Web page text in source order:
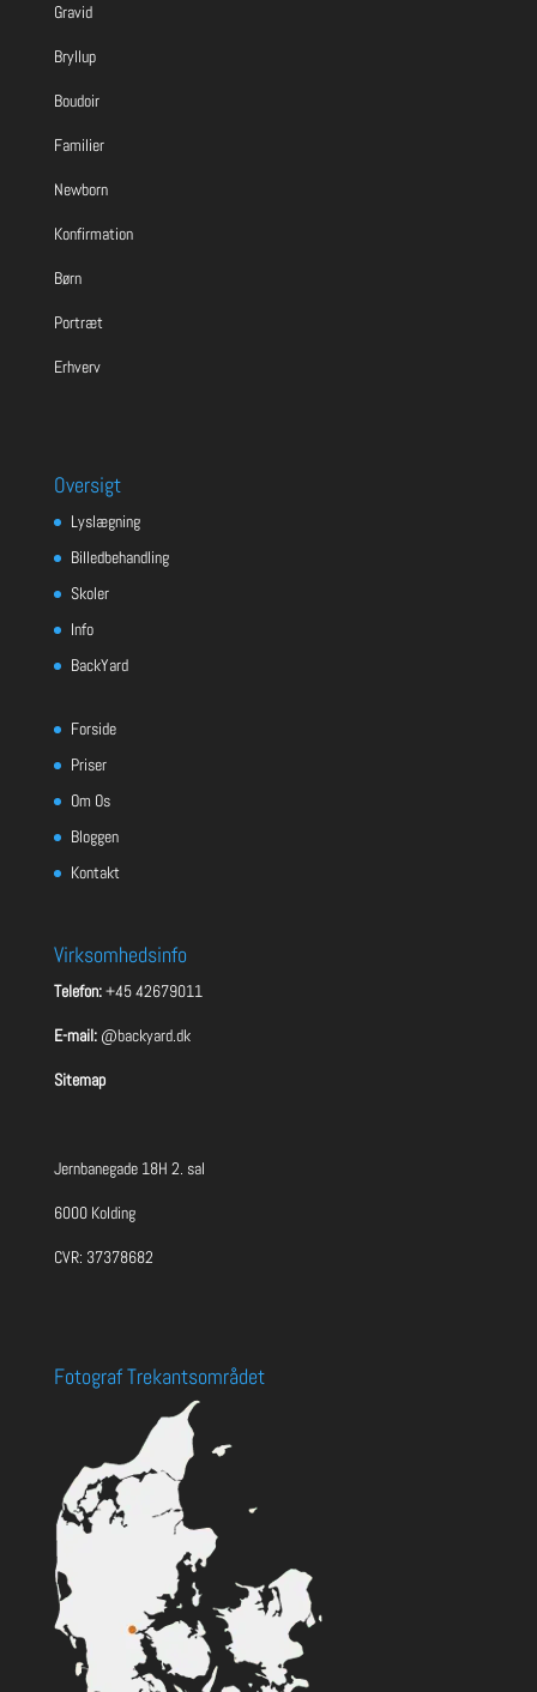
Gravid
Bryllup
Boudoir
Familier
Newborn
Konfirmation
Børn
Portræt
Erhverv
Oversigt
Lyslægning
Billedbehandling
Skoler
Info
BackYard
Forside
Priser
Om Os
Bloggen
Kontakt
Virksomhedsinfo
Telefon:+45 42679011
E-mail: @backyard.dk
Sitemap
Jernbanegade 18H 2. sal
6000 Kolding
CVR: 37378682
Fotograf Trekantsområdet